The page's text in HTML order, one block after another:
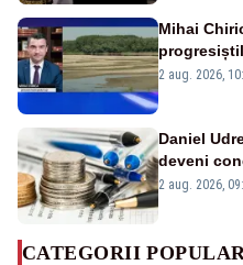
Mihai
protejăm
2 aug. 2026,
Daniel
deveni
viitoare?
2 aug. 2026,
CATEGORII